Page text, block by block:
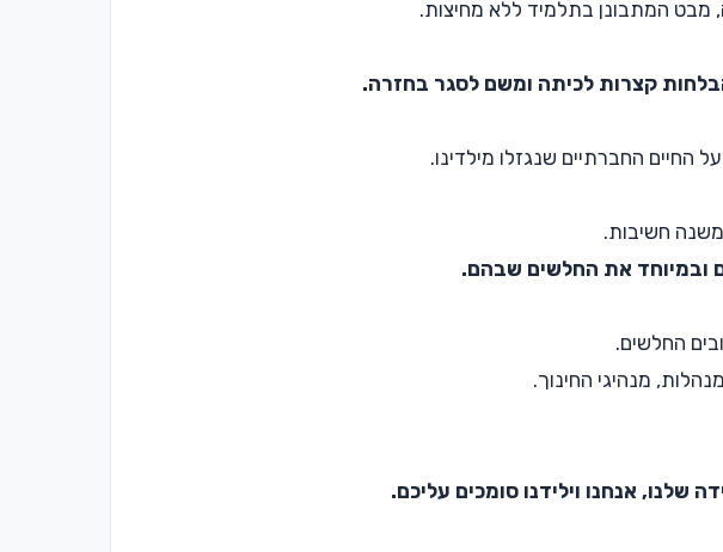
מבט המתבונן בתלמיד ללא מחיצות.
קצרות לכיתה ומשם לסגר בחזרה.
החברתיים שנגזלו מילדינו.
חשיבות.
ובמיוחד את החלשים שבהם.
החלשים.
מנהיגי החינוך.
שלנו, אנחנו וילידנו סומכים עליכם.